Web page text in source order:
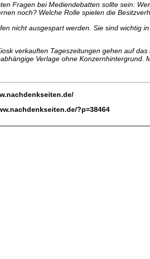
Fragen bei Mediendebatten sollte sein:
noch? Welche Rolle spielen die
nicht ausgespart werden. Sie sind wichtig
verkauften Tageszeitungen gehen auf
Verlage ohne Konzernhintergrund.
?p=38464